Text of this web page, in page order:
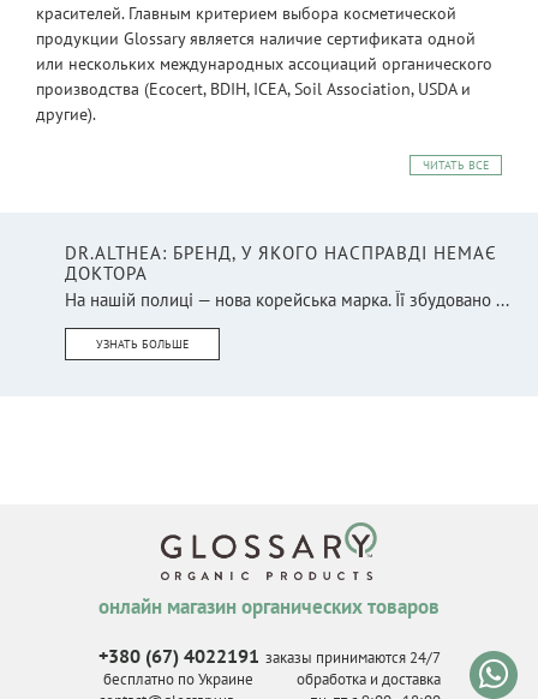
красителей. Главным критерием выбора косметической
продукции Glossary является наличие сертификата одной
или нескольких международных ассоциаций органического
производства (Ecocert, BDIH, ICEA, Soil Association, USDA и
другие).
ЧИТАТЬ ВСЕ
DR.ALTHEA: БРЕНД, У ЯКОГО НАСПРАВДІ НЕМАЄ
ДОКТОРА
На нашій полиці — нова корейська марка. Її збудовано ...
УЗНАТЬ БОЛЬШЕ
онлайн магазин органических товаров
+380 (67) 4022191
бесплатно по Украине
заказы принимаются 24/7
обработка и доставка